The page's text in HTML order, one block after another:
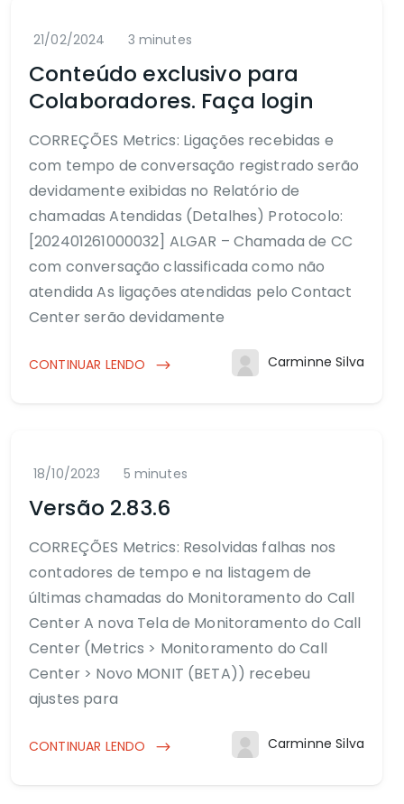
21/02/2024 3 minutes
Conteúdo exclusivo para
Colaboradores. Faça login
CORREÇÕES Metrics: Ligações recebidas e
com tempo de conversação registrado serão
devidamente exibidas no Relatório de
chamadas Atendidas (Detalhes) Protocolo:
[202401261000032] ALGAR – Chamada de CC
com conversação classificada como não
atendida As ligações atendidas pelo Contact
Center serão devidamente
CONTINUAR LENDO Carminne Silva
18/10/2023 5 minutes
Versão 2.83.6
CORREÇÕES Metrics: Resolvidas falhas nos
contadores de tempo e na listagem de
últimas chamadas do Monitoramento do Call
Center A nova Tela de Monitoramento do Call
Center (Metrics > Monitoramento do Call
Center > Novo MONIT (BETA)) recebeu
ajustes para
CONTINUAR LENDO Carminne Silva